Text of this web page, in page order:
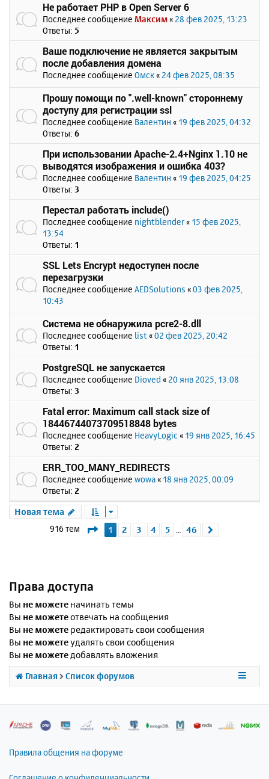
Не работает PHP в Open Server 6
Последнее сообщение Максим « 28 фев 2025, 13:23
Ответы: 5
Ваше подключение не является закрытым
после добавления домена
Последнее сообщение Омск « 24 фев 2025, 08:35
Прошу помощи по ".well-known" стороннему
доступу для регистрации ssl
Последнее сообщение Валентин « 19 фев 2025, 04:32
Ответы: 6
При использовании Apache-2.4+Nginx 1.10 не
выводятся изображения и ошибка 403?
Последнее сообщение Валентин « 19 фев 2025, 04:25
Ответы: 3
Перестал работать include()
Последнее сообщение nightblender « 15 фев 2025,
13:54
Ответы: 1
SSL Lets Encrypt недоступен после
перезагрузки
Последнее сообщение AEDSolutions «03 фев 2025,
10:43
Система не обнаружила pcre2-8.dll
Последнее сообщение list «02 фев 2025, 20:42
Ответы: 1
PostgreSQL не запускается
Последнее сообщение Dioved « 20 янв 2025, 13:08
Ответы: 3
Fatal error: Maximum call stack size of
18446744073709518848 bytes
Последнее сообщение HeavyLogic « 19 янв 2025, 16:45
Ответы: 2
ERR_TOO_MANY_REDIRECTS
Последнее сообщение wowa « 18 янв 2025, 00:09
Ответы: 2
Новая тема
916 тем Страница1 из 46
1 2 3 4 5 46
Права доступа
Вы не можете начинать темы
Вы не можетеотвечать на сообщения
Вы не можете редактировать свои сообщения
Вы не можетеудалять свои сообщения
Вы не можетедобавлять вложения
Главная Список форумов
Правила общения на форуме